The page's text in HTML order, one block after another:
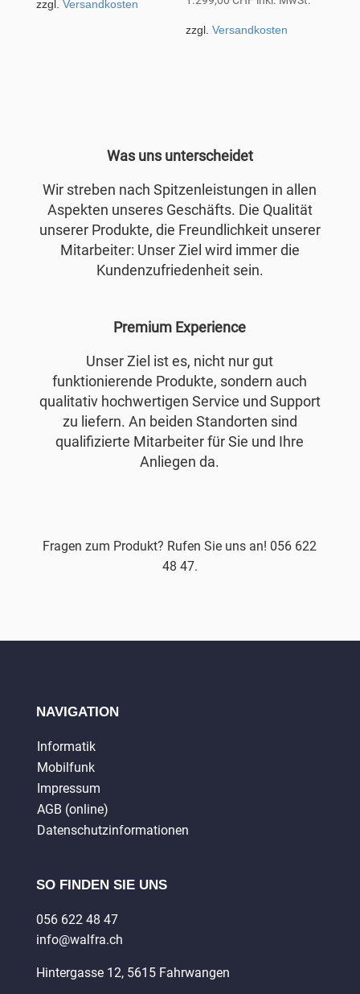
zzgl. Versandkosten
zzgl.Versandkosten
Was uns unterscheidet
Wir streben nach Spitzenleistungen in allen
Aspekten unseres Geschäfts. Die Qualität
unserer Produkte, die Freundlichkeit unserer
Mitarbeiter: Unser Ziel wird immer die
Kundenzufriedenheit sein.
Premium Experience
Unser Ziel ist es, nicht nur gut
funktionierende Produkte, sondern auch
qualitativ hochwertigen Service und Support
zu liefern. An beiden Standorten sind
qualifizierte Mitarbeiter für Sie und Ihre
Anliegen da.
Fragen zum Produkt? Rufen Sie uns an! 056 622
48 47.
NAVIGATION
Informatik
Mobilfunk
Impressum
AGB (online)
Datenschutzinformationen
SO FINDEN SIE UNS
056 622 48 47
info@walfra.ch
Hintergasse 12, 5615 Fahrwangen